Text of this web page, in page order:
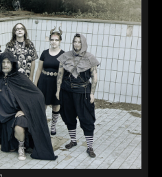
Tag
gesehen (sind wir alle tot)